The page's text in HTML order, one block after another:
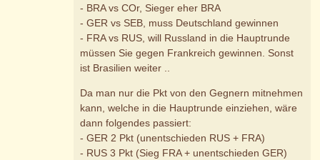
- BRA vs COr, Sieger eher BRA
- GER vs SEB, muss Deutschland gewinnen
- FRA vs RUS, will Russland in die Hauptrunde
müssen Sie gegen Frankreich gewinnen. Sonst
ist Brasilien weiter ..
Da man nur die Pkt von den Gegnern mitnehmen
kann, welche in die Hauptrunde einziehen, wäre
dann folgendes passiert:
- GER 2 Pkt (unentschieden RUS + FRA)
- RUS 3 Pkt (Sieg FRA + unentschieden GER)